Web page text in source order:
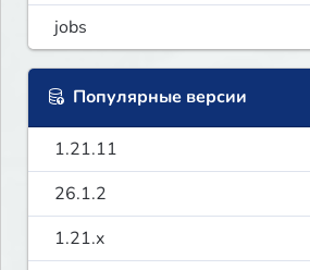
jobs
Популярные версии
1.21.11
26.1.2
1.21.x